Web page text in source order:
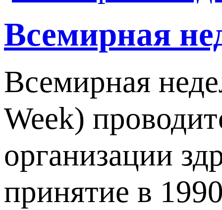
Всемирная
Всемирная
Week)
организации
принятие в